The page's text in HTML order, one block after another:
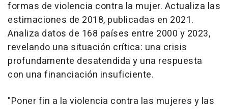
formas de violencia contra la mujer. Actualiza las
estimaciones de 2018, publicadas en 2021.
Analiza datos de 168 países entre 2000 y 2023,
revelando una situación crítica: una crisis
profundamente desatendida y una respuesta
con una financiación insuficiente.
"Poner fin a la violencia contra las mujeres y las